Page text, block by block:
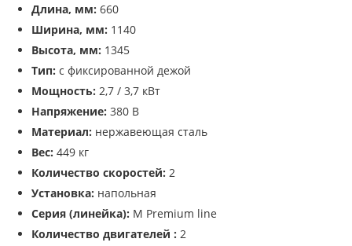
Длина, мм: 660
Ширина, мм: 1140
Высота, мм: 1345
Тип: с фиксированной дежой
Мощность: 2,7 / 3,7 кВт
Напряжение: 380 В
Материал: нержавеющая сталь
Вес: 449 кг
Количество скоростей: 2
Установка: напольная
Серия (линейка): M Premium line
Количество двигателей : 2